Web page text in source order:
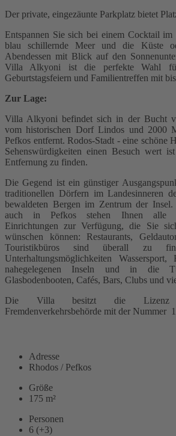
Der private, eingezäunte Parkplatz bietet
Entspannen Sie sich bei einem Cocktail
blau schillernde Meer und die Küste
Abendessen mit Blick auf den
Villa Alkyoni ist die perfekte Wahl für
Geburtstagsfeiern und Familientreffen mit
Zur Lage:
Villa Alkyoni befindet sich in der Bucht
vom historischen Dorf Lindos und 2000
Pefkos entfernt. Rodos-Stadt - eine schöne
Sehenswürdigkeiten einen Besuch wert
Entfernung zu finden.
Die Gegend ist ein günstiger
traditionellen Dörfern im Landesinneren
bewaldeten Bergen im Zentrum der
auch in Pefkos stehen Ihnen alle
Einrichtungen zur Verfügung, die Sie
wünschen können: Restaurants,
Touristikbüros sind überall zu
Unterhaltungsmöglichkeiten
nahegelegenen Inseln und in die
Glasbodenbooten, Cafés, Bars, Clubs und
Die Villa besitzt die Lizenz
Fremdenverkehrsbehörde mit der Nummer
Adresse
Rhodos / Pefkos
Größe
175 m²
Personen
6 (+3)